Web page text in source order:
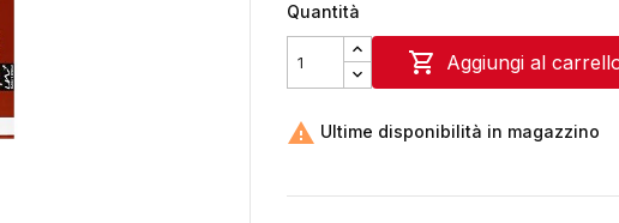
Quantità
 Aggiungi al
 Ultime disponibilità in magazzino